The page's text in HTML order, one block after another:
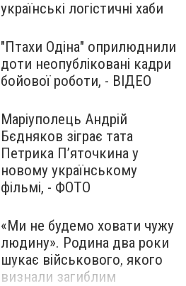
українські логістичні хаби
"Птахи Одіна" оприлюднили
доти неопубліковані кадри
бойової роботи, - ВІДЕО
Маріуполець Андрій
Бєдняков зіграє тата
Петрика П’яточкина у
новому українському
фільмі, - ФОТО
«Ми не будемо ховати чужу
людину». Родина два роки
шукає військового, якого
визнали загиблим